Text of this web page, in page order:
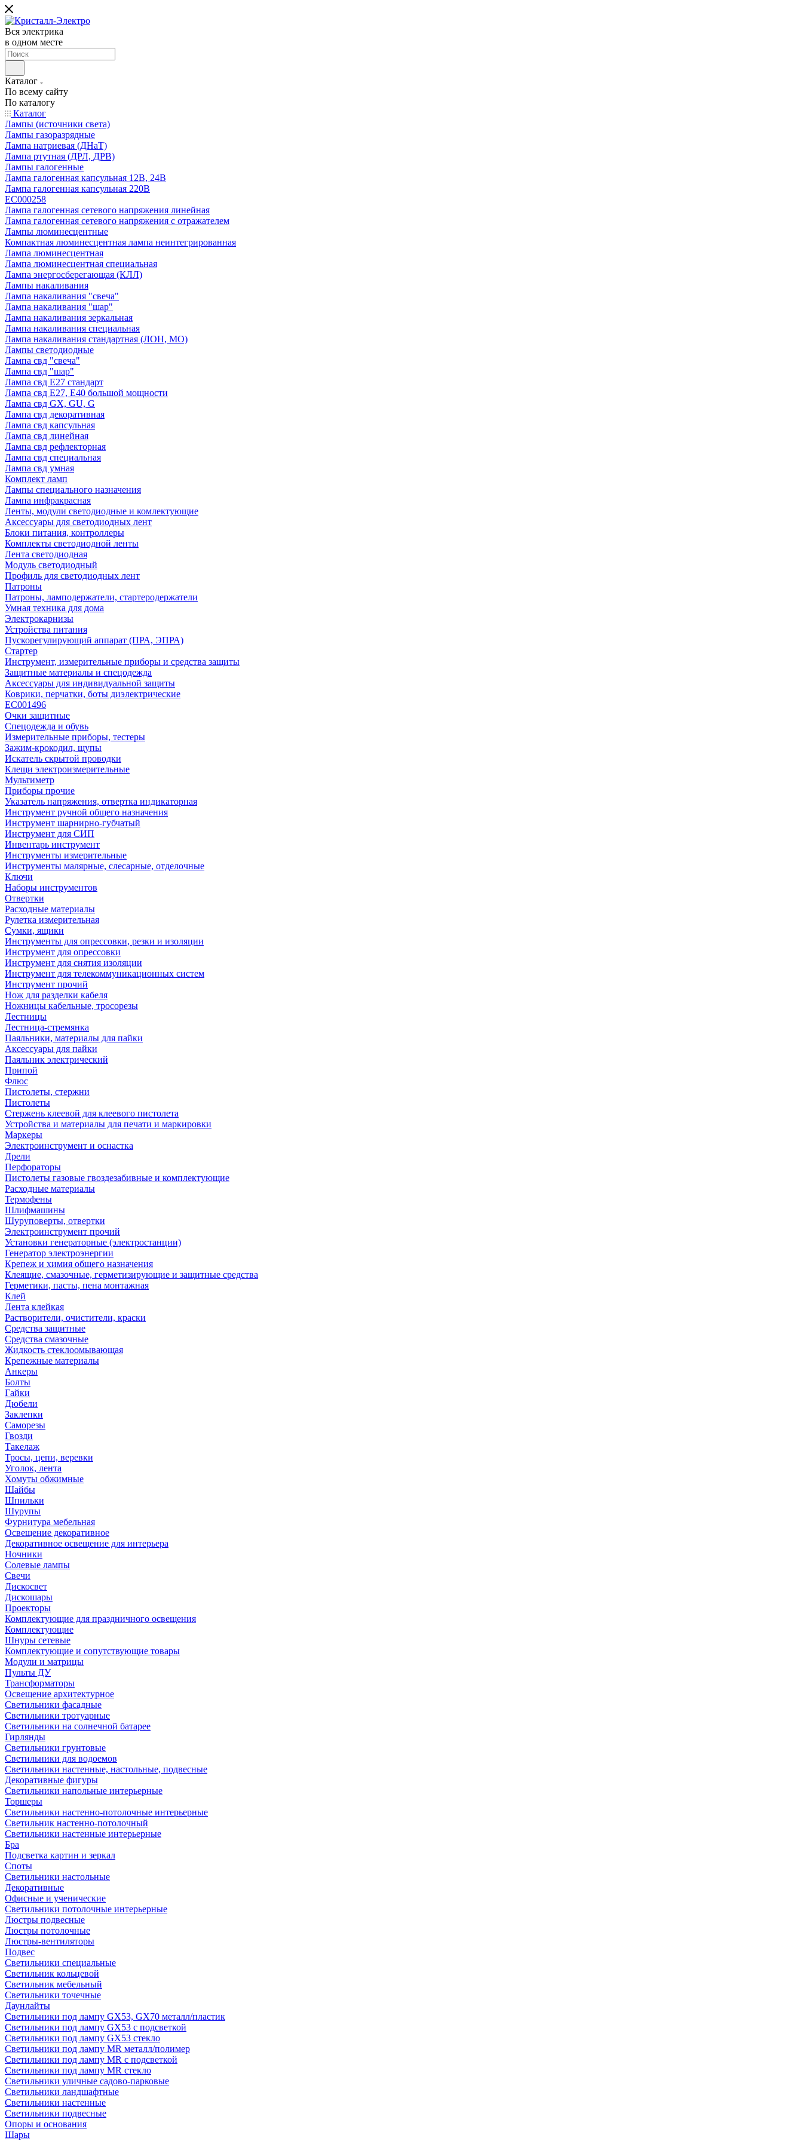
Вся электрика
в одном месте
Каталог
По всему сайту
По каталогу
Каталог
Лампы (источники света)
Лампы газоразрядные
Лампа натриевая (ДНаТ)
Лампа ртутная (ДРЛ, ДРВ)
Лампы галогенные
Лампа галогенная капсульная 12В, 24В
Лампа галогенная капсульная 220В
EC000258
Лампа галогенная сетевого напряжения линейная
Лампа галогенная сетевого напряжения с отражателем
Лампы люминесцентные
Компактная люминесцентная лампа неинтегрированная
Лампа люминесцентная
Лампа люминесцентная специальная
Лампа энергосберегающая (КЛЛ)
Лампы накаливания
Лампа накаливания "свеча"
Лампа накаливания "шар"
Лампа накаливания зеркальная
Лампа накаливания специальная
Лампа накаливания стандартная (ЛОН, МО)
Лампы светодиодные
Лампа свд "свеча"
Лампа свд "шар"
Лампа свд E27 стандарт
Лампа свд E27, Е40 большой мощности
Лампа свд GX, GU, G
Лампа свд декоративная
Лампа свд капсульная
Лампа свд линейная
Лампа свд рефлекторная
Лампа свд специальная
Лампа свд умная
Комплект ламп
Лампы специального назначения
Лампа инфракрасная
Ленты, модули светодиодные и комлектующие
Аксессуары для светодиодных лент
Блоки питания, контроллеры
Комплекты светодиодной ленты
Лента светодиодная
Модуль светодиодный
Профиль для светодиодных лент
Патроны
Патроны, ламподержатели, стартеродержатели
Умная техника для дома
Электрокарнизы
Устройства питания
Пускорегулирующий аппарат (ПРА, ЭПРА)
Стартер
Инструмент, измерительные приборы и средства защиты
Защитные материалы и спецодежда
Аксессуары для индивидуальной защиты
Коврики, перчатки, боты диэлектрические
EC001496
Очки защитные
Спецодежда и обувь
Измерительные приборы, тестеры
Зажим-крокодил, щупы
Искатель скрытой проводки
Клещи электроизмерительные
Мультиметр
Приборы прочие
Указатель напряжения, отвертка индикаторная
Инструмент ручной общего назначения
Инструмент шарнирно-губчатый
Инструмент для СИП
Инвентарь инструмент
Инструменты измерительные
Инструменты малярные, слесарные, отделочные
Ключи
Наборы инструментов
Отвертки
Расходные материалы
Рулетка измерительная
Сумки, ящики
Инструменты для опрессовки, резки и изоляции
Инструмент для опрессовки
Инструмент для снятия изоляции
Инструмент для телекоммуникационных систем
Инструмент прочий
Нож для разделки кабеля
Ножницы кабельные, тросорезы
Лестницы
Лестница-стремянка
Паяльники, материалы для пайки
Аксессуары для пайки
Паяльник электрический
Припой
Флюс
Пистолеты, стержни
Пистолеты
Стержень клеевой для клеевого пистолета
Устройства и материалы для печати и маркировки
Маркеры
Электроинструмент и оснастка
Дрели
Перфораторы
Пистолеты газовые гвоздезабивные и комплектующие
Расходные материалы
Термофены
Шлифмашины
Шуруповерты, отвертки
Электроинструмент прочий
Установки генераторные (электростанции)
Генератор электроэнергии
Крепеж и химия общего назначения
Клеящие, смазочные, герметизирующие и защитные средства
Герметики, пасты, пена монтажная
Клей
Лента клейкая
Растворители, очистители, краски
Средства защитные
Средства смазочные
Жидкость стеклоомывающая
Крепежные материалы
Анкеры
Болты
Гайки
Дюбели
Заклепки
Саморезы
Гвозди
Такелаж
Тросы, цепи, веревки
Уголок, лента
Хомуты обжимные
Шайбы
Шпильки
Шурупы
Фурнитура мебельная
Освещение декоративное
Декоративное освещение для интерьера
Ночники
Солевые лампы
Свечи
Дискосвет
Дискошары
Проекторы
Комплектующие для праздничного освещения
Комплектующие
Шнуры сетевые
Комплектующие и сопутствующие товары
Модули и матрицы
Пульты ДУ
Трансформаторы
Освещение архитектурное
Светильники фасадные
Светильники тротуарные
Светильники на солнечной батарее
Гирлянды
Светильники грунтовые
Светильники для водоемов
Светильники настенные, настольные, подвесные
Декоративные фигуры
Светильники напольные интерьерные
Торшеры
Светильники настенно-потолочные интерьерные
Светильник настенно-потолочный
Светильники настенные интерьерные
Бра
Подсветка картин и зеркал
Споты
Светильники настольные
Декоративные
Офисные и ученические
Светильники потолочные интерьерные
Люстры подвесные
Люстры потолочные
Люстры-вентиляторы
Подвес
Светильники специальные
Светильник кольцевой
Светильник мебельный
Светильники точечные
Даунлайты
Светильники под лампу GX53, GX70 металл/пластик
Светильники под лампу GX53 с подсветкой
Светильники под лампу GX53 стекло
Светильники под лампу MR металл/полимер
Светильники под лампу MR с подсветкой
Светильники под лампу MR стекло
Светильники уличные садово-парковые
Светильники ландшафтные
Светильники настенные
Светильники подвесные
Опоры и основания
Шары